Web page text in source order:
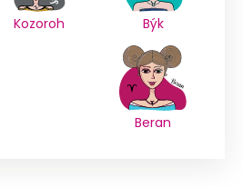
Kozoroh Býk
Beran